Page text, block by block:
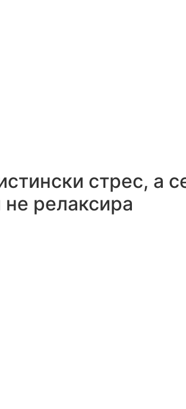
стрес, а
релаксира